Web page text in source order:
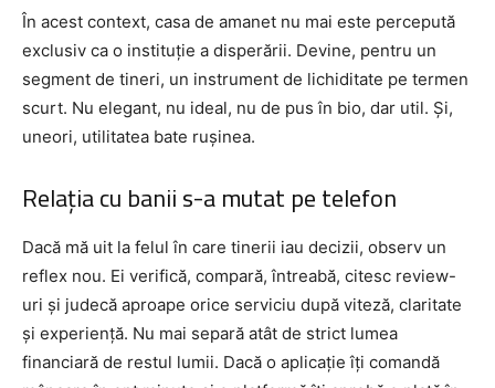
În acest context, casa de amanet nu mai este percepută
exclusiv ca o instituție a disperării. Devine, pentru un
segment de tineri, un instrument de lichiditate pe termen
scurt. Nu elegant, nu ideal, nu de pus în bio, dar util. Și,
uneori, utilitatea bate rușinea.
Relația cu banii s-a mutat pe telefon
Dacă mă uit la felul în care tinerii iau decizii, observ un
reflex nou. Ei verifică, compară, întreabă, citesc review-
uri și judecă aproape orice serviciu după viteză, claritate
și experiență. Nu mai separă atât de strict lumea
financiară de restul lumii. Dacă o aplicație îți comandă